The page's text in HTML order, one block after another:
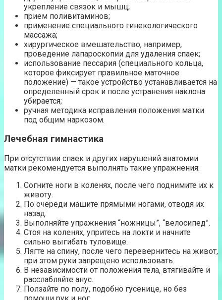
укрепление связок и мышц;
прием поливитаминов;
применение специального гинекологического
массажа;
хирургическое вмешательство, например,
проведение лапароскопии для удаления спаек;
использование пессария (специального кольца,
которое фиксирует правильное маточное
положение) — такое устройство устанавливается на
определенный срок и после устранения наклона
убирается;
ручная методика исправления положения матки
под общим наркозом.
Лечебная гимнастика
При отсутствии спаек и других нарушений анатомии
матки рекомендуется выполнять такие упражнения:
Согните ноги в коленях, после чего поднимите их к
животу.
По очереди машите прямыми ногами, отводя их
назад.
Выполняйте упражнения “ножницы”, “велосипед”.
Стоя на коленях, упритесь на локти и начните
сильно выгибать туловище.
Лягте на спину, после чего перевернитесь на живот,
при этом руки запрещено использовать.
В независимости от положения тела, втягивайте и
расслабляйте анус.
Ползайте по полу, подобно гусенице, но без